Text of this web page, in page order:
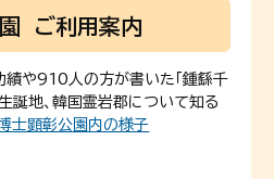
ご利用案内
績や910人の方が書いた「鍾繇千
誕地、韓国霊岩郡について知る
士顕彰公園内の様子